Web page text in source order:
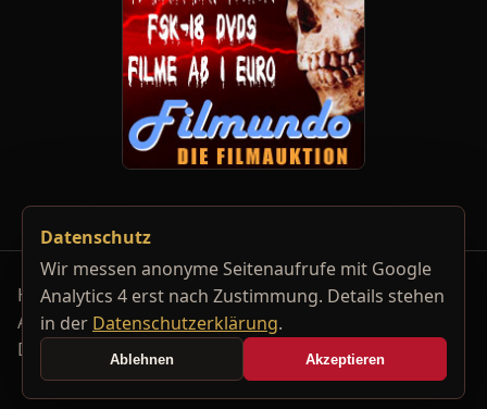
Horrorfilm-Reviews, Serienkiller-Profile und Genre-
Archiv.
Datenschutzerklärung
Kontakt
Cookie-Einstellungen
Datenschutz
Wir messen anonyme Seitenaufrufe mit Google
Analytics 4 erst nach Zustimmung. Details stehen
in der Datenschutzerklärung.
Ablehnen Akzeptieren